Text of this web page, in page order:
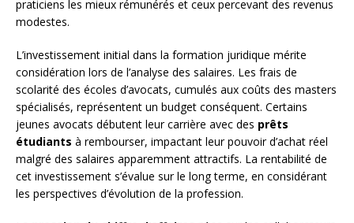
praticiens les mieux rémunérés et ceux percevant des revenus
modestes.
L’investissement initial dans la formation juridique mérite
considération lors de l’analyse des salaires. Les frais de
scolarité des écoles d’avocats, cumulés aux coûts des masters
spécialisés, représentent un budget conséquent. Certains
jeunes avocats débutent leur carrière avec des prêts
étudiants à rembourser, impactant leur pouvoir d’achat réel
malgré des salaires apparemment attractifs. La rentabilité de
cet investissement s’évalue sur le long terme, en considérant
les perspectives d’évolution de la profession.